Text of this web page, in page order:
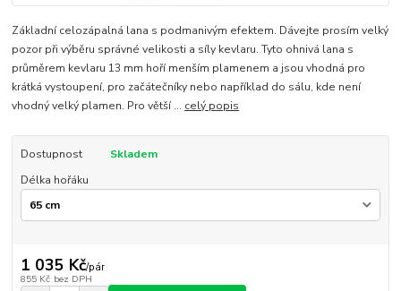
Základní celozápalná lana s podmanivým efektem. Dávejte prosím velký
pozor při výběru správné velikosti a síly kevlaru. Tyto ohnivá lana s
průměrem kevlaru 13 mm hoří menším plamenem a jsou vhodná pro
krátká vystoupení, pro začátečníky nebo například do sálu, kde není
vhodný velký plamen. Pro větší ... celý popis
Dostupnost
Skladem
Délka hořáku
1 035 Kč/pár
855 Kč bez DPH